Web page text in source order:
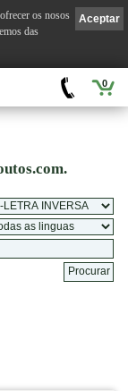
0
Aceptar
os nosos
das